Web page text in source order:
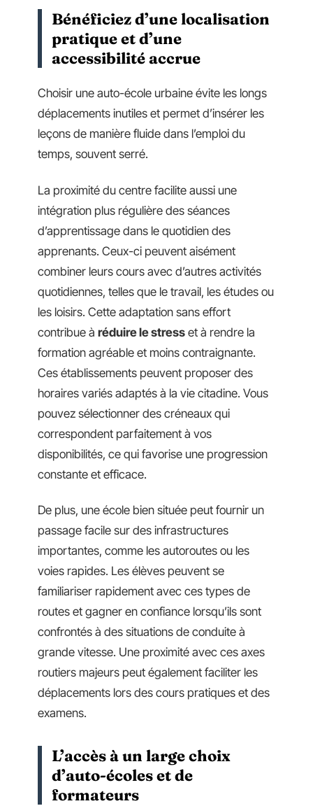
Bénéficiez d’une localisation
pratique et d’une
accessibilité accrue
Choisir une auto-école urbaine évite les longs
déplacements inutiles et permet d’insérer les
leçons de manière fluide dans l’emploi du
temps, souvent serré.
La proximité du centre facilite aussi une
intégration plus régulière des séances
d’apprentissage dans le quotidien des
apprenants. Ceux-ci peuvent aisément
combiner leurs cours avec d’autres activités
quotidiennes, telles que le travail, les études ou
les loisirs. Cette adaptation sans effort
contribue à réduire le stress et à rendre la
formation agréable et moins contraignante.
Ces établissements peuvent proposer des
horaires variés adaptés à la vie citadine. Vous
pouvez sélectionner des créneaux qui
correspondent parfaitement à vos
disponibilités, ce qui favorise une progression
constante et efficace.
De plus, une école bien située peut fournir un
passage facile sur des infrastructures
importantes, comme les autoroutes ou les
voies rapides. Les élèves peuvent se
familiariser rapidement avec ces types de
routes et gagner en confiance lorsqu’ils sont
confrontés à des situations de conduite à
grande vitesse. Une proximité avec ces axes
routiers majeurs peut également faciliter les
déplacements lors des cours pratiques et des
examens.
L’accès à un large choix
d’auto-écoles et de
formateurs